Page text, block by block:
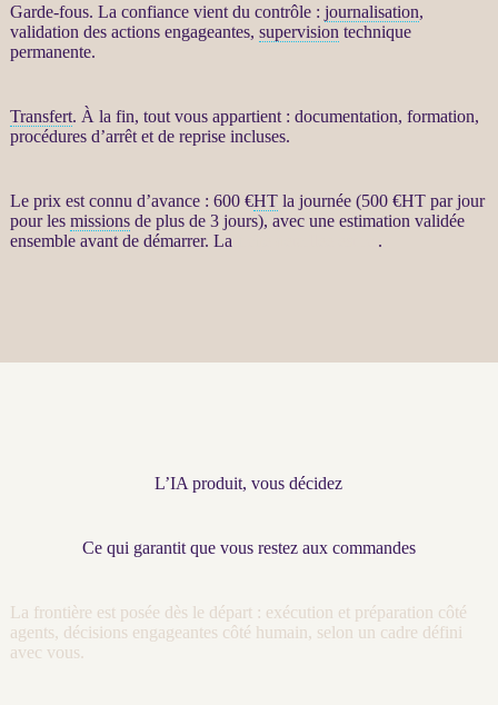
Garde-fous. La confiance vient du contrôle : journalisation,
validation des actions engageantes, supervision technique
permanente.
Transfert. À la fin, tout vous appartient : documentation, formation,
procédures d’arrêt et de reprise incluses.
Le prix est connu d’avance : 600 €HTla journée (500 €HTpar jour
pour les missionsde plus de 3 jours), avec une estimation validée
ensemble avant de démarrer. La
.
L’IA produit, vous décidez
Ce qui garantit que vous restez aux commandes
La frontière est posée dès le départ : exécution et préparation côté
agents, décisions engageantes côté humain, selon un cadre défini
avec vous.